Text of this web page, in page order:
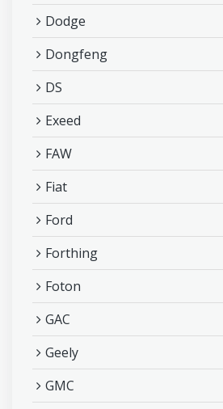
Dodge
Dongfeng
DS
Exeed
FAW
Fiat
Ford
Forthing
Foton
GAC
Geely
GMC